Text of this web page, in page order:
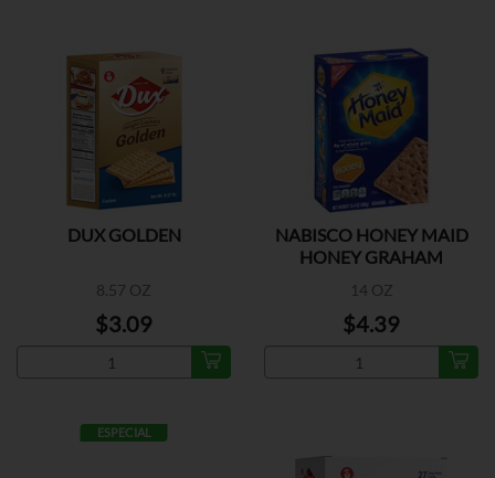
DUX GOLDEN
8.57 OZ
$3.09
NABISCO HONEY MAID
HONEY GRAHAM
14 OZ
$4.39
ESPECIAL